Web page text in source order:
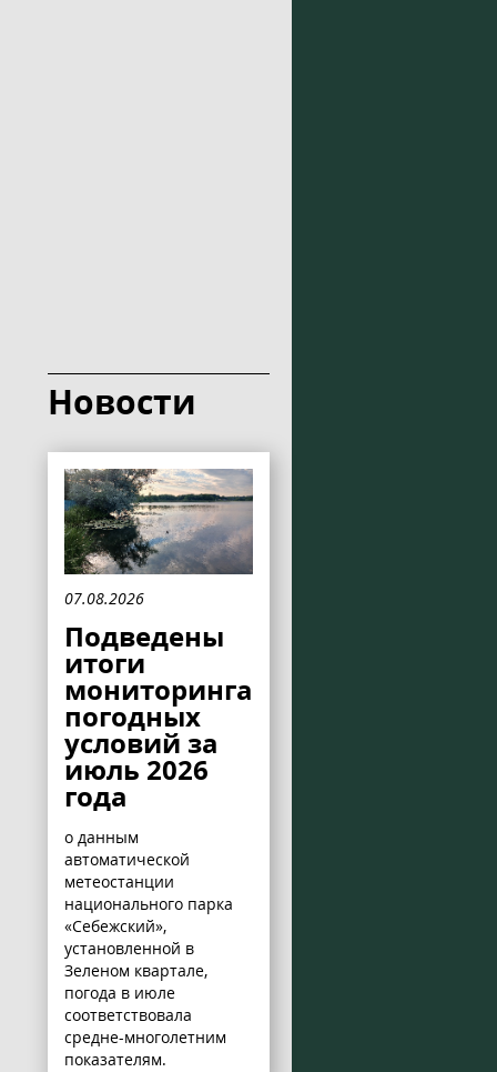
Новости
07.08.2026
Подведены
итоги
мониторинга
погодных
условий за
июль 2026
года
о данным
автоматической
метеостанции
национального парка
«Себежский»,
установленной в
Зеленом квартале,
погода в июле
соответствовала
средне-многолетним
показателям.